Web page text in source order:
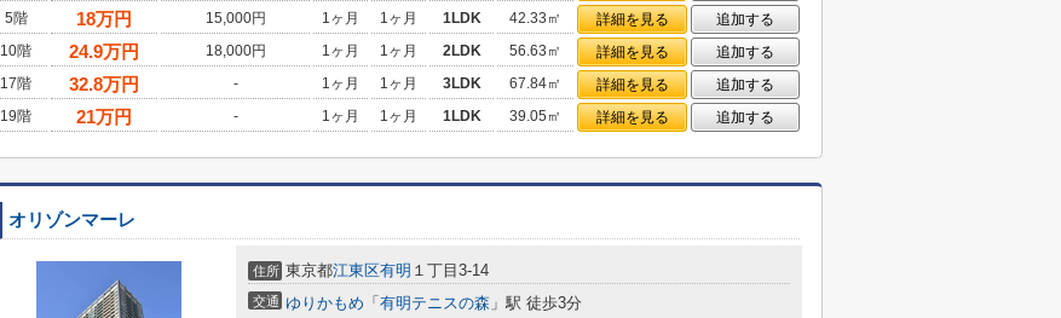
5階
18万円 15,000円 1ヶ月 1ヶ月 1LDK 42.33㎡ 詳細を見る
追加する
10階
24.9万円 18,000円 1ヶ月 1ヶ月 2LDK 56.63㎡ 詳細を見る
追加する
17階
32.8万円 - 1ヶ月 1ヶ月 3LDK 67.84㎡ 詳細を見る
追加する
19階
21万円 - 1ヶ月 1ヶ月 1LDK 39.05㎡ 詳細を見る 追加する
オリゾンマーレ
住所 東京都江東区有明 １丁目3-14
交通 ゆりかもめ 「 有明テニスの森 」駅 徒歩3分